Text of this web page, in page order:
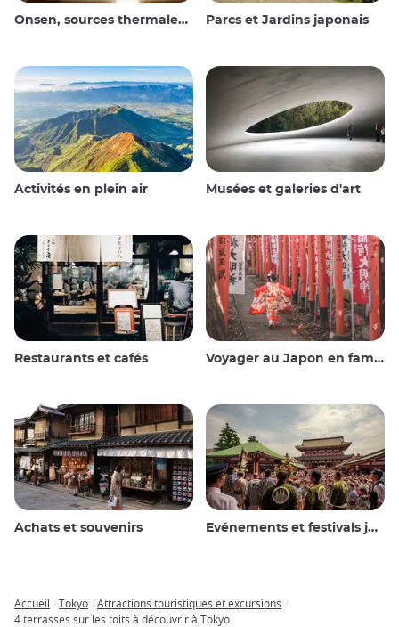
Onsen, sources thermales et bains publics Parcs et Jardins japonais
Activités en plein air Musées et galeries d'art
Restaurants et cafés Voyager au Japon en famille
Achats et souvenirs Evénements et festivals japonais
Breadcrumb
Accueil Tokyo
Attractions touristiques et excursions
4 terrasses sur les toits à découvrir à Tokyo